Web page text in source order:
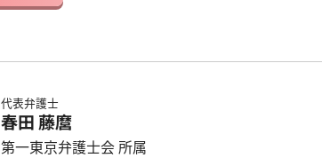
代表弁護士
春田 藤麿
第一東京弁護士会 所属